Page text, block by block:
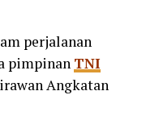
perjalanan
pimpinan TNI
Angkatan